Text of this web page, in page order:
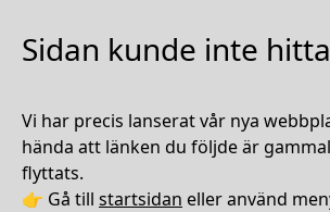
Sidan kunde inte
Vi har precis lanserat vår nya
hända att länken du följde är
flyttats.
👉 Gå till startsidan eller använd